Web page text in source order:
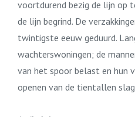
voortdurend bezig de lijn op
de lijn begrind. De
twintigste eeuw geduurd.
wachterswoningen; de
van het spoor belast en hun
openen van de tientallen